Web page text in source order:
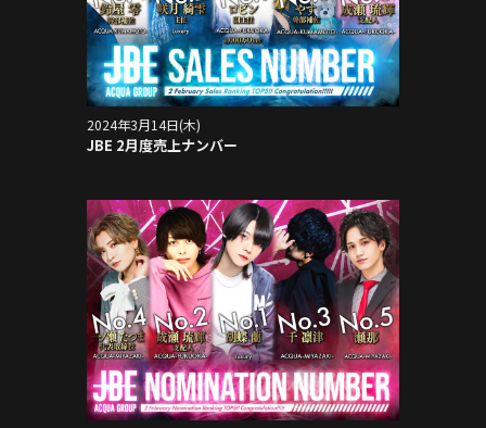
2024年3月14日(木)
JBE 2月度売上ナンバー